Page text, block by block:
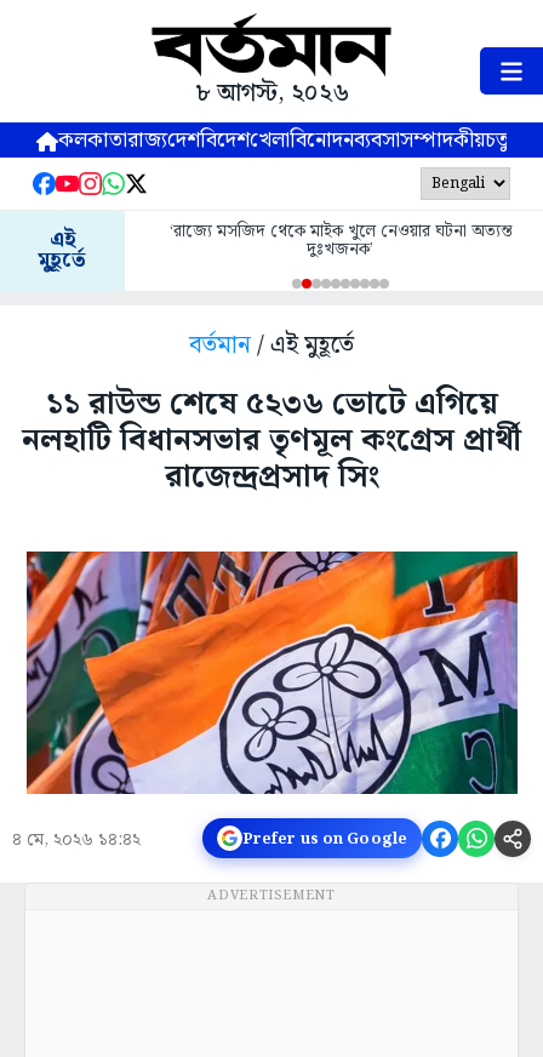
৮ আগস্ট, ২০২৬
কলকাতারাজ্যদেশবিদেশখেলাবিনোদনব্যবসাসম্পাদকীয়
এই
মুহূর্তে
‘রাজ্যে মসজিদ থেকে মাইক খুলে নেওয়ার ঘটনা অত্যন্ত
দুঃখজনক’
বর্তমান/ এই মুহূর্তে
১১ রাউন্ড শেষে ৫২৩৬ ভোটে এগিয়ে
নলহাটি বিধানসভার তৃণমূল কংগ্রেস প্রার্থী
রাজেন্দ্রপ্রসাদ সিং
৪ মে, ২০২৬ ১৪:৪২ Prefer us on Google
ADVERTISEMENT